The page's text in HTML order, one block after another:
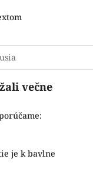
večne
je k bavlne